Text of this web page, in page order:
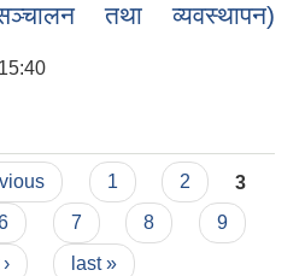
तथा व्यवस्थापन)
1 2
3
7 8
9
last »